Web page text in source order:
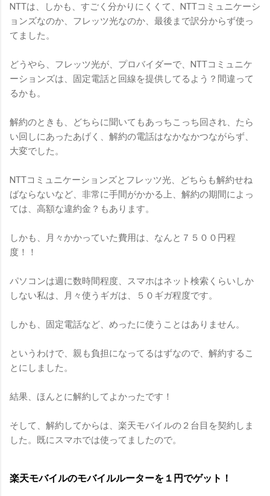
NTTは、しかも、すごく分かりにくくて、NTTコミュニケーシ
ョンズなのか、フレッツ光なのか、最後まで訳分からず使っ
てました。
どうやら、フレッツ光が、プロバイダーで、NTTコミュニケ
ーションズは、固定電話と回線を提供してるよう？間違って
るかも。
解約のときも、どちらに聞いてもあっちこっち回され、たら
い回しにあったあげく、解約の電話はなかなかつながらず、
大変でした。
NTTコミュニケーションズとフレッツ光、どちらも解約せね
ばならないなど、非常に手間がかかる上、解約の期間によっ
ては、高額な違約金？もあります。
しかも、月々かかっていた費用は、なんと７５００円程
度！！
パソコンは週に数時間程度、スマホはネット検索くらいしか
しない私は、月々使うギガは、５０ギガ程度です。
しかも、固定電話など、めったに使うことはありません。
というわけで、親も負担になってるはずなので、解約するこ
とにしました。
結果、ほんとに解約してよかったです！
そして、解約してからは、楽天モバイルの２台目を契約しま
した。既にスマホでは使ってましたので。
楽天モバイルのモバイルルーターを１円でゲット！